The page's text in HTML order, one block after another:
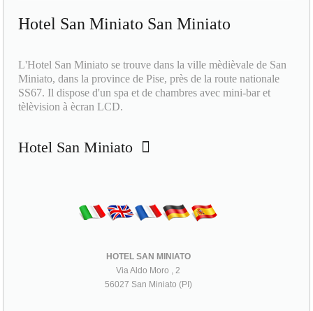
Hotel San Miniato San Miniato
L'Hotel San Miniato se trouve dans la ville mèdièvale de San
Miniato, dans la province de Pise, près de la route nationale
SS67. Il dispose d'un spa et de chambres avec mini-bar et
tèlèvision à ècran LCD.
Hotel San Miniato
HOTEL SAN MINIATO
Via Aldo Moro , 2
56027 San Miniato (PI)